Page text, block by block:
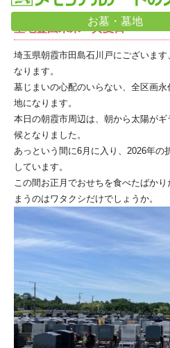
お墓・墓地
聖地霊園未来 真夏日
埼玉県朝霞市田島石川戸にございま
なります。
墓じまいの心配のいらない、全区画
地になります。
本日の朝霞市周辺は、朝から太陽が
候となりました。
あっという間に6月に入り、2026年の
しています。
この間お正月でおせちを食べたばか
まうのはワタクシだけでしょうか。